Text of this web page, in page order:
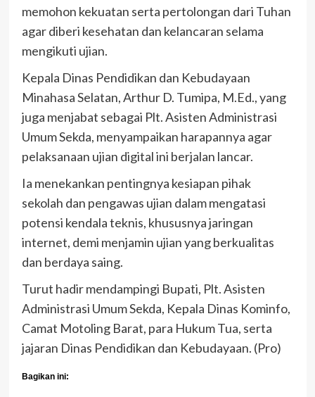
memohon kekuatan serta pertolongan dari Tuhan
agar diberi kesehatan dan kelancaran selama
mengikuti ujian.
Kepala Dinas Pendidikan dan Kebudayaan
Minahasa Selatan, Arthur D. Tumipa, M.Ed., yang
juga menjabat sebagai Plt. Asisten Administrasi
Umum Sekda, menyampaikan harapannya agar
pelaksanaan ujian digital ini berjalan lancar.
Ia menekankan pentingnya kesiapan pihak
sekolah dan pengawas ujian dalam mengatasi
potensi kendala teknis, khususnya jaringan
internet, demi menjamin ujian yang berkualitas
dan berdaya saing.
Turut hadir mendampingi Bupati, Plt. Asisten
Administrasi Umum Sekda, Kepala Dinas Kominfo,
Camat Motoling Barat, para Hukum Tua, serta
jajaran Dinas Pendidikan dan Kebudayaan. (Pro)
Bagikan ini: